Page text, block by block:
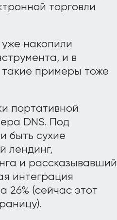
торговли
накопили
и в
примеры тоже
портативной
DNS. Под
быть сухие
лендинг,
и рассказывавший
интеграция
26% (сейчас этот